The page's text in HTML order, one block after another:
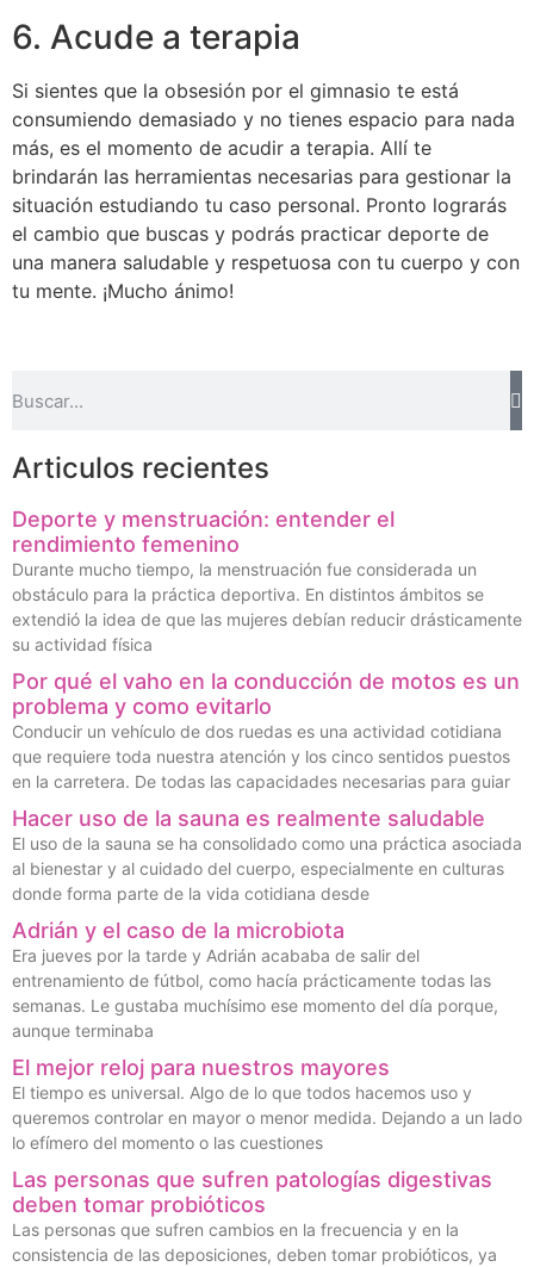
6. Acude a terapia
Si sientes que la obsesión por el gimnasio te está
consumiendo demasiado y no tienes espacio para nada
más, es el momento de acudir a terapia. Allí te
brindarán las herramientas necesarias para gestionar la
situación estudiando tu caso personal. Pronto lograrás
el cambio que buscas y podrás practicar deporte de
una manera saludable y respetuosa con tu cuerpo y con
tu mente. ¡Mucho ánimo!
Articulos recientes
Deporte y menstruación: entender el
rendimiento femenino
Durante mucho tiempo, la menstruación fue considerada un
obstáculo para la práctica deportiva. En distintos ámbitos se
extendió la idea de que las mujeres debían reducir drásticamente
su actividad física
Por qué el vaho en la conducción de motos es un
problema y como evitarlo
Conducir un vehículo de dos ruedas es una actividad cotidiana
que requiere toda nuestra atención y los cinco sentidos puestos
en la carretera. De todas las capacidades necesarias para guiar
Hacer uso de la sauna es realmente saludable
El uso de la sauna se ha consolidado como una práctica asociada
al bienestar y al cuidado del cuerpo, especialmente en culturas
donde forma parte de la vida cotidiana desde
Adrián y el caso de la microbiota
Era jueves por la tarde y Adrián acababa de salir del
entrenamiento de fútbol, como hacía prácticamente todas las
semanas. Le gustaba muchísimo ese momento del día porque,
aunque terminaba
El mejor reloj para nuestros mayores
El tiempo es universal. Algo de lo que todos hacemos uso y
queremos controlar en mayor o menor medida. Dejando a un lado
lo efímero del momento o las cuestiones
Las personas que sufren patologías digestivas
deben tomar probióticos
Las personas que sufren cambios en la frecuencia y en la
consistencia de las deposiciones, deben tomar probióticos, ya